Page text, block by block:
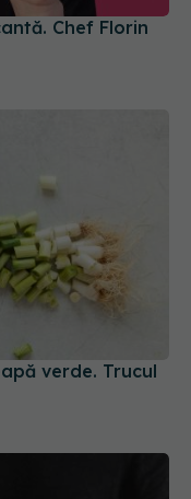
verde. Trucul